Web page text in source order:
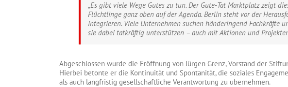
„Es gibt viele Wege Gutes zu tun. Der Gute-Tat Marktplatz zeigt
Flüchtlinge ganz oben auf der Agenda. Berlin steht vor der
integrieren. Viele Unternehmen suchen händeringend Fachkräfte
sie dabei tatkräftig unterstützen – auch mit Aktionen und
Abgeschlossen wurde die Eröffnung von Jürgen Grenz, Vorstand der
Hierbei betonte er die Kontinuität und Spontanität, die soziales
als auch langfristig gesellschaftliche Verantwortung zu übernehmen.